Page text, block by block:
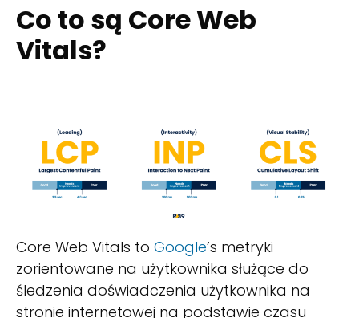
Co to są Core Web
Vitals?
Core Web Vitals to Google’s metryki
zorientowane na użytkownika służące do
śledzenia doświadczenia użytkownika na
stronie internetowej na podstawie czasu